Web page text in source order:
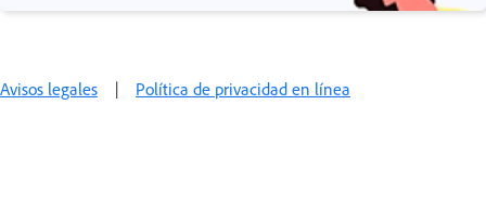
Avisos legales | Política de privacidad en línea